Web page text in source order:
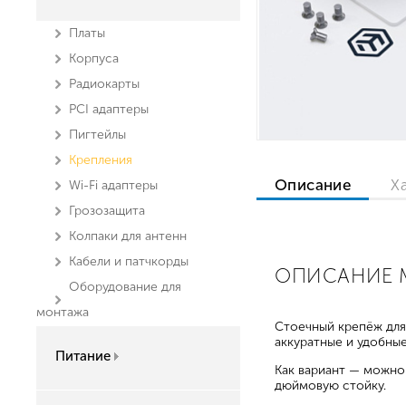
Платы
Корпуса
Радиокарты
PCI адаптеры
Пигтейлы
Крепления
Wi-Fi адаптеры
Грозозащита
Колпаки для антенн
Кабели и патчкорды
Оборудование для
монтажа
Питание
Описание
ОПИСАНИЕ
Стоечный крепёж
аккуратные и
Как вариант —
дюймовую стойку.